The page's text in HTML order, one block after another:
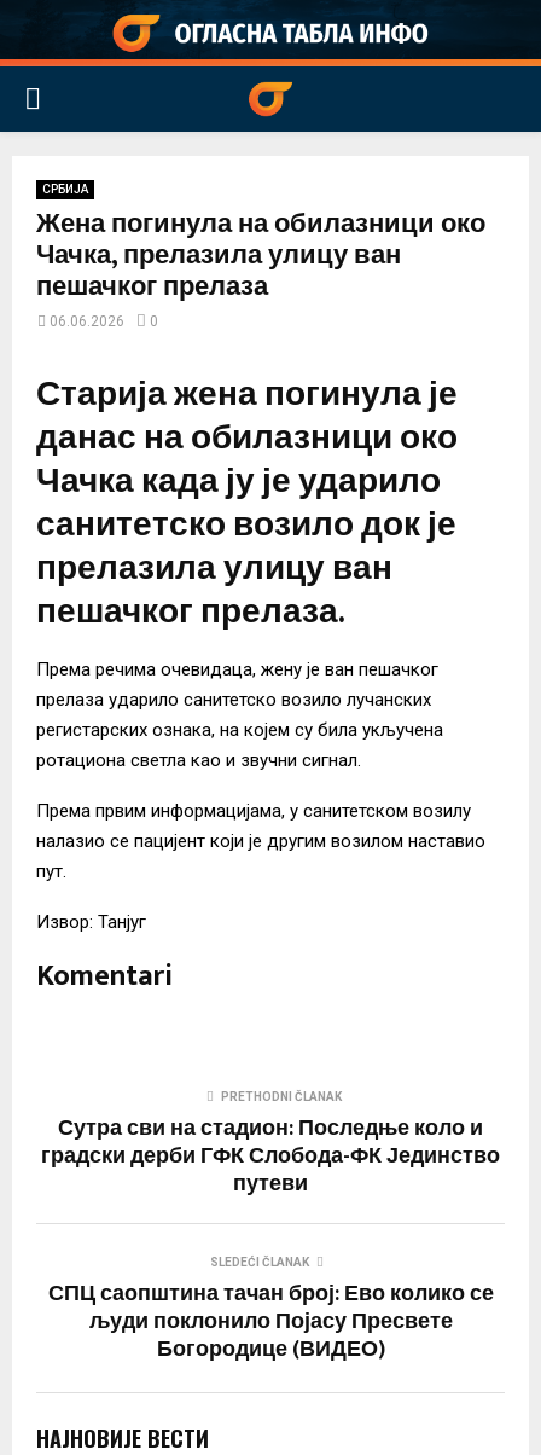
PRIMARY
СРБИЈА
Жена погинула на обилазници око
Чачка, прелазила улицу ван
пешачког прелаза
06.06.2026 0
Старија жена погинула је
данас на обилазници око
Чачка када ју је ударило
санитетско возило док је
прелазила улицу ван
пешачког прелаза.
Према речима очевидаца, жену је ван пешачког
прелаза ударило санитетско возило лучанских
регистарских ознака, на којем су била укључена
ротациона светла као и звучни сигнал.
Према првим информацијама, у санитетском возилу
налазио се пацијент који је другим возилом наставио
пут.
Извор: Танјуг
Komentari
PRETHODNI ČLANAK
Сутра сви на стадион: Последње коло и
градски дерби ГФК Слобода-ФК Јединство
путеви
SLEDEĆI ČLANAK
СПЦ саопштина тачан број: Ево колико се
људи поклонило Појасу Пресвете
Богородице (ВИДЕО)
НАЈНОВИЈЕ ВЕСТИ